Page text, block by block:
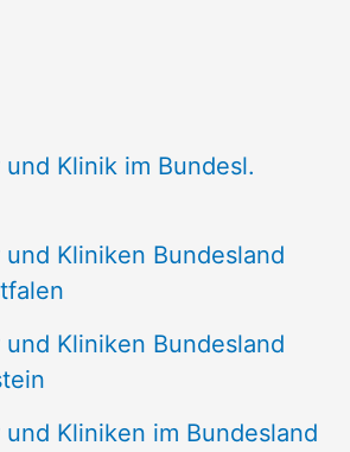
Klinik im Bundesl.
Kliniken Bundesland
Kliniken Bundesland
Kliniken im Bundesland